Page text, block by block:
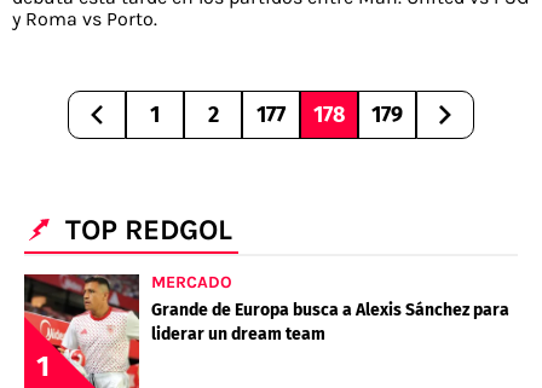
y Roma vs Porto.
1 2 177 178 179
TOP REDGOL
1
MERCADO
Grande de Europa busca a Alexis Sánchez para
liderar un dream team